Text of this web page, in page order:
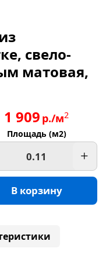
свело-
матовая,
1 909 р./м2
Площадь (м2)
+
В корзину